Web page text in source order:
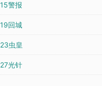
15警报
19回城
23虫皇
27光针